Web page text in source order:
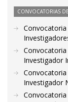
CONVOCATORIAS
Investigador
Investigador